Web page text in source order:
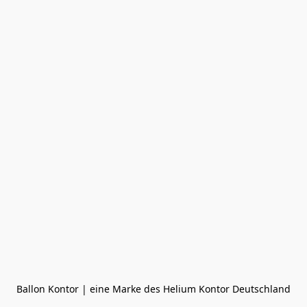
Ballon Kontor | eine Marke des Helium Kontor Deutschland